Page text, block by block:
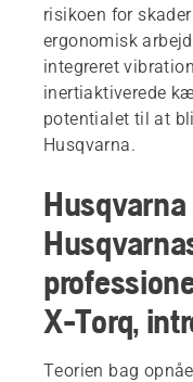
risikoen for
ergonomisk
integreret
inertiaktiverede
potentialet til at
Husqvarna.
X-Torq,
Teorien bag